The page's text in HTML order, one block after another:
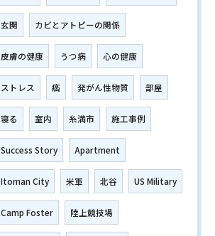
玄関 カビとアトピーの関係
皮膚の健康 うつ病 心の健康
ストレス 癌 発がん性物質 部屋
寝る 室内 糸満市 施工事例
Success Story Apartment
Itoman City 米軍 北谷 US Military
Camp Foster 陸上競技場